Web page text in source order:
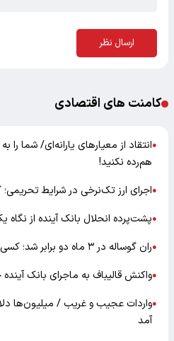
ارسال نظر
کامنت های اقتصادی
●انتقاد از معیارهای یارانه‌ای/ شما را
هم‌رده نکنید!
●اجرای ارز تک‌نرخی در شرایط
●پشت‌پرده انحلال بانک آینده از
●ران گوساله در ۳ ماه دو برابر شد؛ کسی حواسش هست؟
●واکنش قالیباف به ماجرای بانک
●واردات عجیب و غریب / میلیون‌ها
آمد